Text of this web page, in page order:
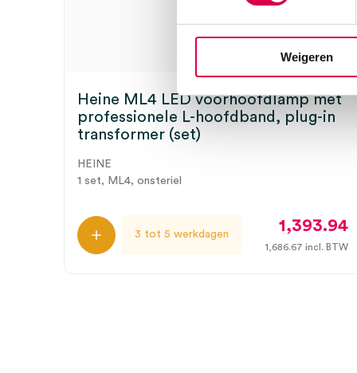
Weigeren
Heine ML4 LED voorhoofdlamp met
professionele L-hoofdband, plug-in
transformer (set)
HEINE
1 set, ML4, onsteriel
3 tot 5 werkdagen 1,393.94
1,686.67 incl. BTW